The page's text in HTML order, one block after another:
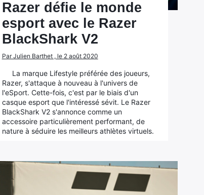
Razer défie le monde
esport avec le Razer
BlackShark V2
Par Julien Barthet , le 2 août 2020
La marque Lifestyle préférée des joueurs,
Razer, s'attaque à nouveau à l'univers de
l'eSport. Cette-fois, c'est par le biais d'un
casque esport que l'intéressé sévit. Le Razer
BlackShark V2 s'annonce comme un
accessoire particulièrement performant, de
nature à séduire les meilleurs athlètes virtuels.